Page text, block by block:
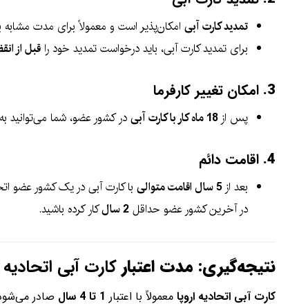
تمدید کارت آبیامکان‌پذیر است و معمولاً برای مدت مشابه
برای تمدید کارت آبی، باید درخواست تمدید خود را قبل از
3. امکان تغییر کارفرما
پس از 18 ماه کار با کارت آبی در کشور عضو، شما می‌توانید به
4. اقامت دائم
بعد از 5 سال اقامت متوالی با کارت آبی در یک کشور عضو
در آخرین کشور عضو حداقل2 سال کار کرده باشید.
نتیجه‌گیری: مدت اعتبارکارت آبی اتحادیه
کارت آبی اتحادیه اروپامعمولاً با اعتبار 1 تا 4 سال صادر